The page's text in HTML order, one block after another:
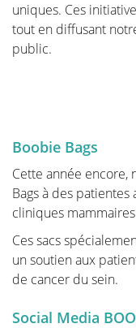
Le cancer est
est lourd.
des problèmes
La plupart des
de révalidation.
principaux sujets.
uniques. Ces
tout en diffusant
public.
Boobie Bags
Cette année encore,
Bags à des patientes
cliniques
Ces sacs
un soutien aux
de cancer du sein.
Social Media